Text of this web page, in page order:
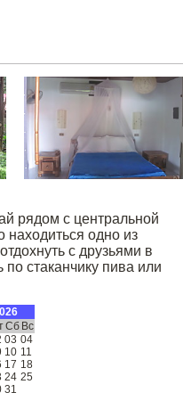
рядом с центральной
находиться одно из
с друзьями в
стаканчику пива или
Сб Вс
03 04
10 11
17 18
24 25
31